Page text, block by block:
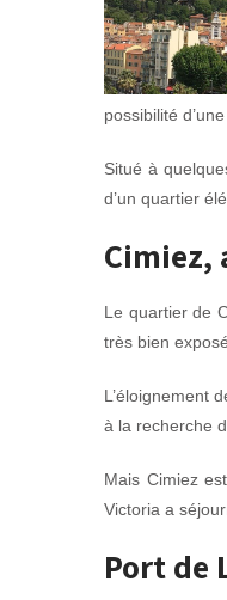
possibilité
Situé à
d’un quartier
Cimiez,
Le quartier de
très bien
L’éloignement
à la recherche
Mais Cimiez
Victoria a
Port de